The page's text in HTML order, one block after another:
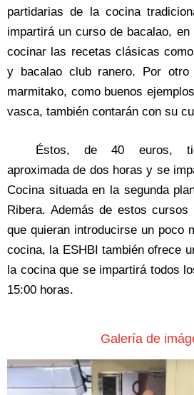
partidarias de la cocina
impartirá un curso de bacalao,
cocinar las recetas clásicas
y bacalao club ranero. Por
marmitako, como buenos
vasca, también contarán con su
Éstos, de 40 euros,
aproximada de dos horas y se
Cocina situada en la segunda
Ribera. Además de estos cursos
que quieran introducirse un poco
cocina, la ESHBI también ofrece
la cocina que se impartirá todos
15:00 horas.
Galería de